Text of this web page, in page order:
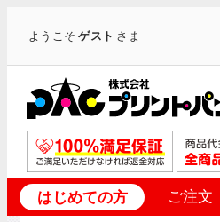
ようこそゲスト さま
はじめての方 ご注文